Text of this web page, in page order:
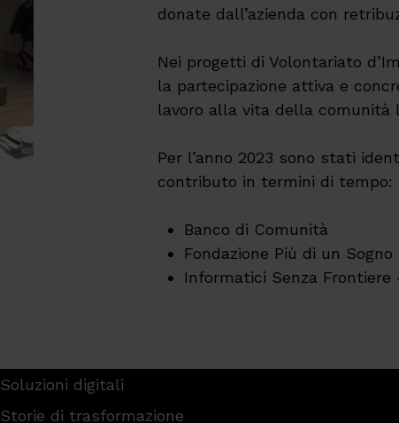
donate dall’azienda con
Nei progetti di Volontariato
la partecipazione attiva e
lavoro alla vita della comunità
Per l’anno 2023 sono stati
contributo in termini di tempo:
Banco di Comunità
Fondazione Più di un Sogno
Informatici Senza
Soluzioni digitali
Storie di trasformazione